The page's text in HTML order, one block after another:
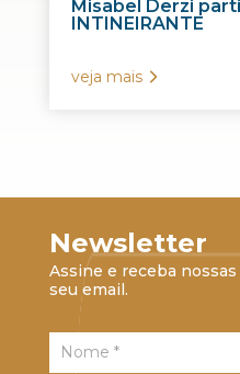
Misabel Derzi
INTINEIRANTE
veja mais
Newsletter
Assine e receba
seu email.